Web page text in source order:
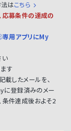
はこちら
応募条件の達成の
用アプリにMy
い
す
したメールを、
に登録済みのメー
条件達成後およそ2